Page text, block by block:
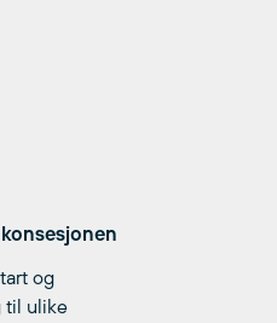
og
til ulike